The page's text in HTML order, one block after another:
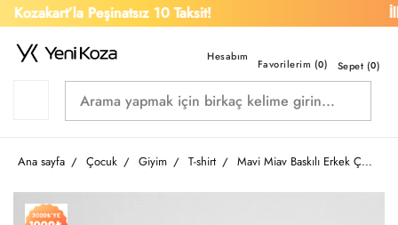
Peşinatsız 10 Taksit!
Favorilerim (0) Sepet (0)
Ana sayfa Çocuk Giyim T-shirt Mavi Miav Baskılı Erkek Çocuk T-shirt M6633270722